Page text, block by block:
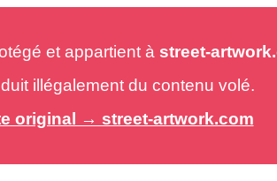
et appartient à street-
illégalement du contenu volé.
original → street-artwork.com